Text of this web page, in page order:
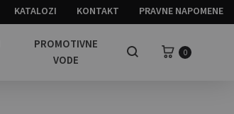
KATALOZI KONTAKT PRAVNE NAPOMENE
PROMOTIVNE
VODE
Pretraga
Košarica
0